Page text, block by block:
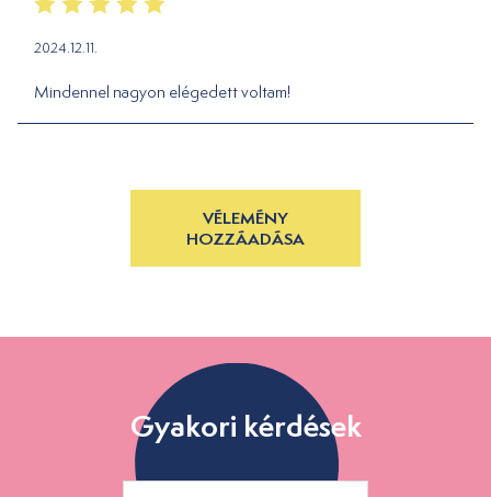
2024.12.11.
Mindennel nagyon elégedett voltam!
VÉLEMÉNY
HOZZÁADÁSA
Gyakori kérdések